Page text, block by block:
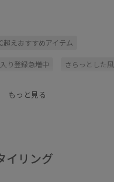
えおすすめアイテム
り登録急増中 さらっとした
もっと見る
イリング